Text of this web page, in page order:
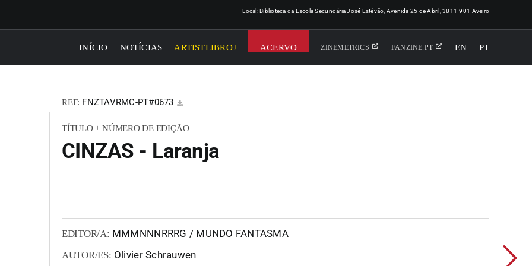
Local: Biblioteca da Escola Secundária José Estêvão, Avenida 25 de Abril, 3811-901 Aveiro
INÍCIO NOTÍCIAS ARTISTLIBROJ ACERVO ZINEMETRICS FANZINE.PT EN PT
REF: FNZTAVRMC-PT#0673
TÍTULO + NÚMERO DE EDIÇÃO
CINZAS - Laranja
EDITOR/A: MMMNNNRRRG / MUNDO FANTASMA
AUTOR/ES: Olivier Schrauwen